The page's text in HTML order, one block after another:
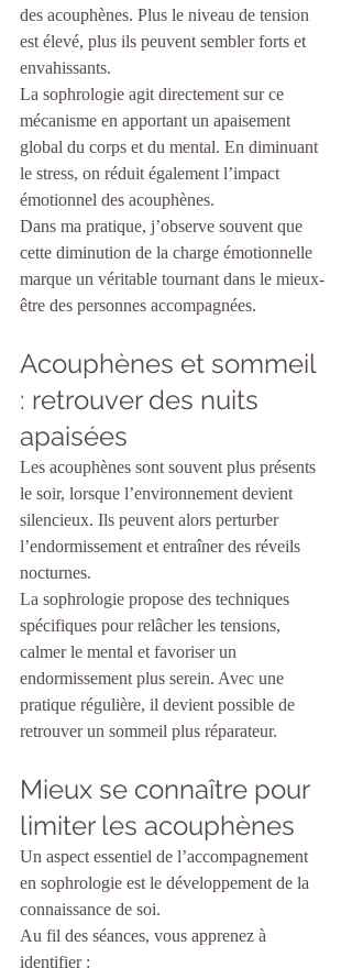
des acouphènes. Plus le niveau de tension
est élevé, plus ils peuvent sembler forts et
envahissants.
La sophrologie agit directement sur ce
mécanisme en apportant un apaisement
global du corps et du mental. En diminuant
le stress, on réduit également l’impact
émotionnel des acouphènes.
Dans ma pratique, j’observe souvent que
cette diminution de la charge émotionnelle
marque un véritable tournant dans le mieux-
être des personnes accompagnées.
Acouphènes et sommeil
: retrouver des nuits
apaisées
Les acouphènes sont souvent plus présents
le soir, lorsque l’environnement devient
silencieux. Ils peuvent alors perturber
l’endormissement et entraîner des réveils
nocturnes.
La sophrologie propose des techniques
spécifiques pour relâcher les tensions,
calmer le mental et favoriser un
endormissement plus serein. Avec une
pratique régulière, il devient possible de
retrouver un sommeil plus réparateur.
Mieux se connaître pour
limiter les acouphènes
Un aspect essentiel de l’accompagnement
en sophrologie est le développement de la
connaissance de soi.
Au fil des séances, vous apprenez à
identifier :